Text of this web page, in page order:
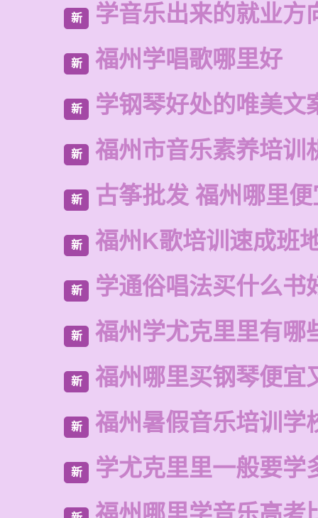
新 学音乐出来的就业方
新 福州学唱歌哪里好
新 学钢琴好处的唯美文
新 福州市音乐素养培训
新 古筝批发 福州哪里
新 福州K歌培训速成班
新 学通俗唱法买什么书
新 福州学尤克里里有哪
新 福州哪里买钢琴便宜
新 福州暑假音乐培训学
新 学尤克里里一般要学